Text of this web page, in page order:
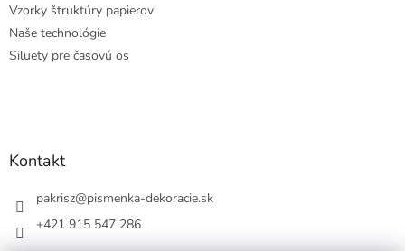
Vzorky štruktúry papierov
Naše technológie
Siluety pre časovú os
Kontakt
pakrisz@pismenka-dekoracie.sk
+421 915 547 286